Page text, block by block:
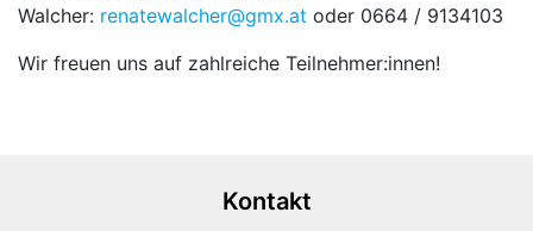
Walcher: renatewalcher@gmx.at oder 0664 / 9134103
Wir freuen uns auf zahlreiche Teilnehmer:innen!
Kontakt